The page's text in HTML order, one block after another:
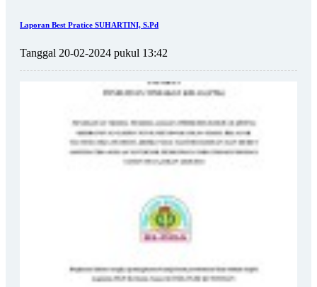
Laporan Best Pratice SUHARTINI, S.Pd
Tanggal 20-02-2024 pukul 13:42